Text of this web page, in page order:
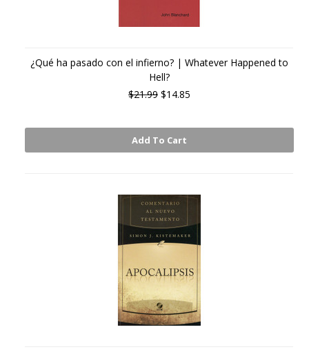
¿Qué ha pasado con el infierno? | Whatever Happened to
Hell?
$21.99 $14.85
Add To Cart